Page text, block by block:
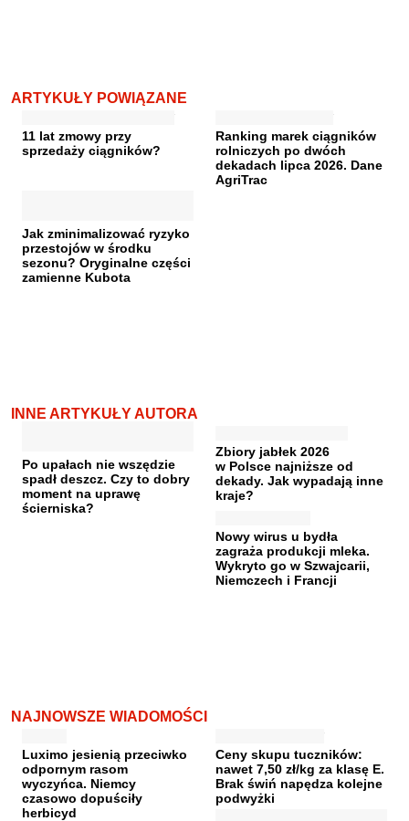
ARTYKUŁY POWIĄZANE
11 lat zmowy przy
sprzedaży ciągników?
Ranking marek ciągników
rolniczych po dwóch
dekadach lipca 2026. Dane
AgriTrac
Jak zminimalizować ryzyko
przestojów w środku
sezonu? Oryginalne części
zamienne Kubota
INNE ARTYKUŁY AUTORA
Po upałach nie wszędzie
spadł deszcz. Czy to dobry
moment na uprawę
ścierniska?
Zbiory jabłek 2026
w Polsce najniższe od
dekady. Jak wypadają inne
kraje?
Nowy wirus u bydła
zagraża produkcji mleka.
Wykryto go w Szwajcarii,
Niemczech i Francji
NAJNOWSZE WIADOMOŚCI
Luximo jesienią przeciwko
odpornym rasom
wyczyńca. Niemcy
czasowo dopuściły
herbicyd
Ceny skupu tuczników:
nawet 7,50 zł/kg za klasę E.
Brak świń napędza kolejne
podwyżki